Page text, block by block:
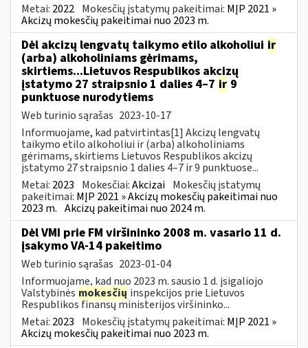
Metai: 2022 Mokesčių įstatymų pakeitimai: MĮP 2021 »
Akcizų mokesčių pakeitimai nuo 2023 m.
Dėl akcizų lengvatų taikymo etilo alkoholiui ir
(arba) alkoholiniams gėrimams,
skirtiems...Lietuvos Respublikos akcizų
įstatymo 27 straipsnio 1 dalies 4–7 ir 9
punktuose nurodytiems
Web turinio sąrašas 2023-10-17
Informuojame, kad patvirtintas[1] Akcizų lengvatų
taikymo etilo alkoholiui ir (arba) alkoholiniams
gėrimams, skirtiems Lietuvos Respublikos akcizų
įstatymo 27 straipsnio 1 dalies 4–7 ir 9 punktuose...
Metai: 2023 Mokesčiai:Akcizai Mokesčių įstatymų
pakeitimai: MĮP 2021 » Akcizų mokesčių pakeitimai nuo
2023 m. Akcizų pakeitimai nuo 2024 m.
Dėl VMI prie FM viršininko 2008 m. vasario 11 d.
įsakymo VA-14 pakeitimo
Web turinio sąrašas 2023-01-04
Informuojame, kad nuo 2023 m. sausio 1 d. įsigaliojo
Valstybinės mokesčių inspekcijos prie Lietuvos
Respublikos finansų ministerijos viršininko...
Metai: 2023 Mokesčių įstatymų pakeitimai: MĮP 2021 »
Akcizų mokesčių pakeitimai nuo 2023 m.